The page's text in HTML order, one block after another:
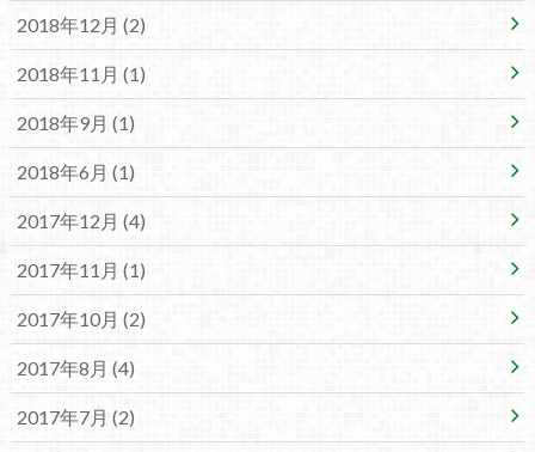
2018年12月 (2)
2018年11月 (1)
2018年9月 (1)
2018年6月 (1)
2017年12月 (4)
2017年11月 (1)
2017年10月 (2)
2017年8月 (4)
2017年7月 (2)